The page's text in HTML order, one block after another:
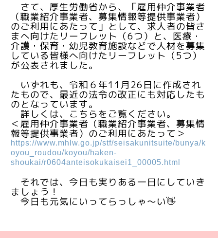
さて、 厚生労働省から、「雇用仲介事業者
（職業紹介事業者、募集情報等提供事業者）
のご利用にあたって」として、求人者の皆さ
まへ向けたリーフレット（6つ）と、医療・
介護・保育・幼児教育施設などで人材を募集
している皆様へ向けたリーフレット（5つ）
が公表されました。
いずれも、令和６年11月26日に作成され
たもので、最近の法令の改正にも対応したも
のとなっています。
詳しくは、こちらをご覧ください。
＜雇用仲介事業者（職業紹介事業者、募集情
報等提供事業者）のご利用にあたって＞
https://www.mhlw.go.jp/stf/seisakunitsuite/bunya/k
oyou_roudou/koyou/haken-
shoukai/r0604anteisokukaisei1_00005.html
それでは、今日も実りある一日にしていき
ましょう！
今日も元気にいってらっしゃ～い👋